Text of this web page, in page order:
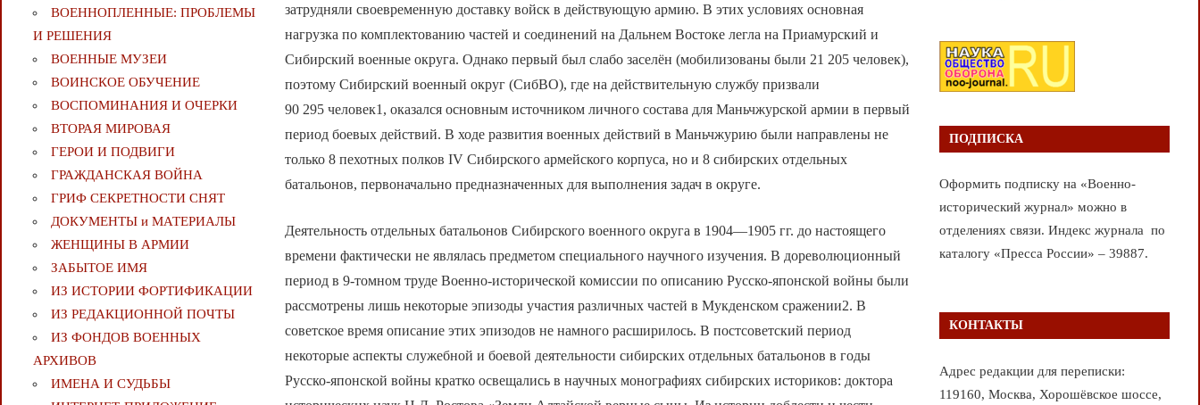
затрудняли своевременную доставку войск в действующую армию. В этих условиях основная
нагрузка по комплектованию частей и соединений на Дальнем Востоке легла на Приамурский и
Сибирский военные округа. Однако первый был слабо заселён (мобилизованы были 21 205 человек),
поэтому Сибирский военный округ (СибВО), где на действительную службу призвали
90 295 человек1, оказался основным источником личного состава для Маньчжурской армии в первый
период боевых действий. В ходе развития военных действий в Маньчжурию были направлены не
только 8 пехотных полков IV Сибирского армейского корпуса, но и 8 сибирских отдельных
батальонов, первоначально предназначенных для выполнения задач в округе.
Деятельность отдельных батальонов Сибирского военного округа в 1904—1905 гг. до настоящего
времени фактически не являлась предметом специального научного изучения. В дореволюционный
период в 9-томном труде Военно-исторической комиссии по описанию Русско-японской войны были
рассмотрены лишь некоторые эпизоды участия различных частей в Мукденском сражении2. В
советское время описание этих эпизодов не намного расширилось. В постсоветский период
некоторые аспекты служебной и боевой деятельности сибирских отдельных батальонов в годы
Русско-японской войны кратко освещались в научных монографиях сибирских историков: доктора
ВОЕННОПЛЕННЫЕ: ПРОБЛЕМЫ
И РЕШЕНИЯ
ВОЕННЫЕ МУЗЕИ
ВОИНСКОЕ ОБУЧЕНИЕ
ВОСПОМИНАНИЯ И ОЧЕРКИ
ВТОРАЯ МИРОВАЯ
ГЕРОИ И ПОДВИГИ
ГРАЖДАНСКАЯ ВОЙНА
ГРИФ СЕКРЕТНОСТИ СНЯТ
ДОКУМЕНТЫ и МАТЕРИАЛЫ
ЖЕНЩИНЫ В АРМИИ
ЗАБЫТОЕ ИМЯ
ИЗ ИСТОРИИ ФОРТИФИКАЦИИ
ИЗ РЕДАКЦИОННОЙ ПОЧТЫ
ИЗ ФОНДОВ ВОЕННЫХ
АРХИВОВ
ИМЕНА И СУДЬБЫ
ПОДПИСКА
Оформить подписку на «Военно-
исторический журнал» можно в
отделениях связи. Индекс журнала по
каталогу «Пресса России» – 39887.
КОНТАКТЫ
Адрес редакции для переписки:
119160, Москва, Хорошёвское шоссе,